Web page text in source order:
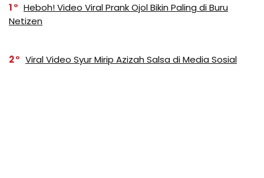
1
Heboh! Video Viral Prank Ojol Bikin Paling di Buru
Netizen
2 Viral Video Syur Mirip Azizah Salsa di Media Sosial